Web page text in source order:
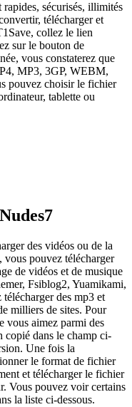
sécurisés, illimités
télécharger et
collez le lien
sur le bouton de
vous constaterez que
MP3, 3GP, WEBM,
pouvez choisir le fichier
tablette ou
des vidéos ou de la
vous pouvez télécharger
de vidéos et de musique
Fsiblog2, Yuamikami,
des mp3 et
milliers de sites. Pour
vous aimez parmi des
copié dans le champ ci-
Une fois la
le format de fichier
et télécharger le fichier
Vous pouvez voir certains
la liste ci-dessous.